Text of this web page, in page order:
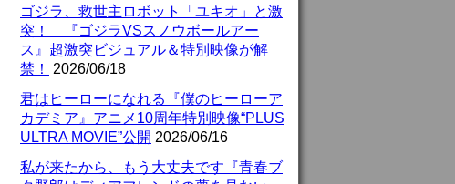
ゴジラ、救世主ロボット「ユキオ」と激
突！ 『ゴジラVSスノウボールアー
ス』超激突ビジュアル＆特別映像が解
禁！
2026/06/18
君はヒーローになれる『僕のヒーローア
カデミア』アニメ10周年特別映像“PLUS
ULTRA MOVIE”公開 2026/06/16
私が来たから、もう大丈夫です『青春ブ